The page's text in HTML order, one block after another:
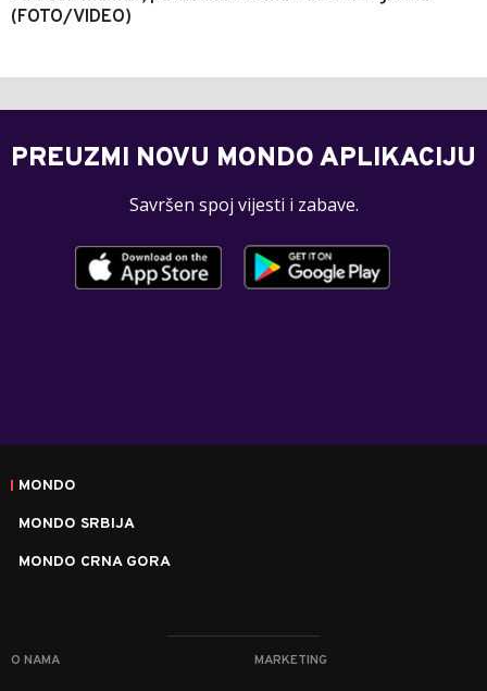
(FOTO/VIDEO)
PREUZMI NOVU MONDO APLIKACIJU
Savršen spoj vijesti i zabave.
MONDO
MONDO SRBIJA
MONDO CRNA GORA
O NAMA MARKETING